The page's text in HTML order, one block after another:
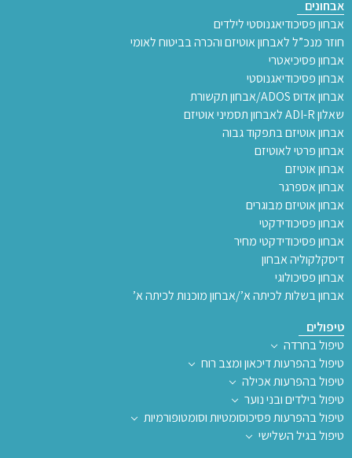
אבחונים
אבחון פסיכודיאגנוסטי לילדים
חוזר מנכ”ל לאבחון אוטיזם והכרה בביטוח לאומי
אבחון פסיכיאטרי
אבחון פסיכודיאגנוסטי
אבחון אדוס ADOS/אבחון תקשורת
שאלון ADI-R לאבחון תסמיני אוטיזם
אבחון אוטיזם בתפקוד גבוה
אבחון פרטי לאוטיזם
אבחון אוטיזם
אבחון אספרגר
אבחון אוטיזם מבוגרים
אבחון פסיכודידקטי
אבחון פסיכודידקטי מחיר
דיסקלקוליה אבחון
אבחון פסיכולוגי
אבחון בשלות לכיתה א’/אבחון מוכנות לכיתה א’
טיפולים
טיפול בחרדה
טיפול בהפרעות דיכאון ומצב רוח
טיפול בהפרעות אכילה
טיפול בילדים ובני נוער
טיפול בהפרעות פסיכוסומטיות וסומטופורמיות
טיפול בגיל השלישי